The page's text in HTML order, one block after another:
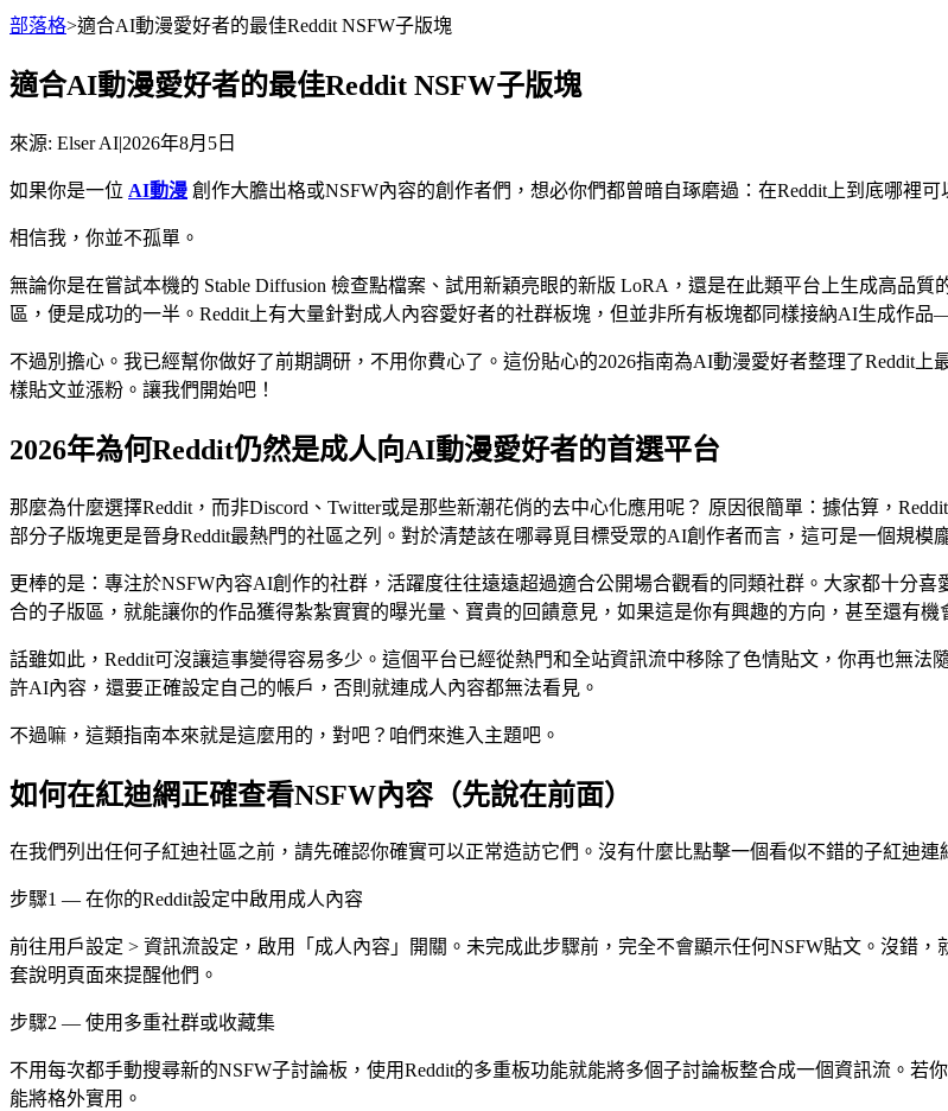
部落格>適合AI動漫愛好者的最佳Reddit NSFW子版塊
適合AI動漫愛好者的最佳Reddit NSFW子版塊
來源: Elser AI|2026年8月5日
如果你是一位 AI動漫 創作大膽出格或NSFW內容的創作者們，想必你們都曾暗自琢磨過：在Reddit上到底哪裡
相信我，你並不孤單。
無論你是在嘗試本機的 Stable Diffusion 檢查點檔案、試用新穎亮眼的新版 LoRA，還是在此類平台上生成高品質
區，便是成功的一半。Reddit上有大量針對成人內容愛好者的社群板塊，但並非所有板塊都同樣接納AI生成作
不過別擔心。我已經幫你做好了前期調研，不用你費心了。這份貼心的2026指南為AI動漫愛好者整理了Reddit
樣貼文並漲粉。讓我們開始吧！
2026年為何Reddit仍然是成人向AI動漫愛好者的首選平台
那麼為什麼選擇Reddit，而非Discord、Twitter或是那些新潮花俏的去中心化應用呢？ 原因很簡單：據估算，
部分子版塊更是晉身Reddit最熱門的社區之列。對於清楚該在哪尋覓目標受眾的AI創作者而言，這可是一個規模
更棒的是：專注於NSFW內容AI創作的社群，活躍度往往遠遠超過適合公開場合觀看的同類社群。大家都十分
合的子版區，就能讓你的作品獲得紮紮實實的曝光量、寶貴的回饋意見，如果這是你有興趣的方向，甚至還有機
話雖如此，Reddit可沒讓這事變得容易多少。這個平台已經從熱門和全站資訊流中移除了色情貼文，你再也無
許AI內容，還要正確設定自己的帳戶，否則就連成人內容都無法看見。
不過嘛，這類指南本來就是這麼用的，對吧？咱們來進入主題吧。
如何在紅迪網正確查看NSFW內容（先說在前面）
在我們列出任何子紅迪社區之前，請先確認你確實可以正常造訪它們。沒有什麼比點擊一個看似不錯的子紅迪
步驟1 — 在你的Reddit設定中啟用成人內容
前往用戶設定 > 資訊流設定，啟用「成人內容」開關。未完成此步驟前，完全不會顯示任何NSFW貼文。沒錯
套說明頁面來提醒他們。
步驟2 — 使用多重社群或收藏集
不用每次都手動搜尋新的NSFW子討論板，使用Reddit的多重板功能就能將多個子討論板整合成一個資訊流。
能將格外實用。